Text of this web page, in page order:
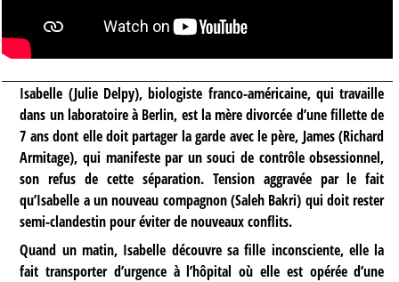
Isabelle (Julie Delpy), biologiste franco-américaine, qui travaille
dans un laboratoire à Berlin, est la mère divorcée d’une fillette de
7 ans dont elle doit partager la garde avec le père, James (Richard
Armitage), qui manifeste par un souci de contrôle obsessionnel,
son refus de cette séparation. Tension aggravée par le fait
qu’Isabelle a un nouveau compagnon (Saleh Bakri) qui doit rester
semi-clandestin pour éviter de nouveaux conflits.
Quand un matin, Isabelle découvre sa fille inconsciente, elle la
fait transporter d’urgence à l’hôpital où elle est opérée d’une